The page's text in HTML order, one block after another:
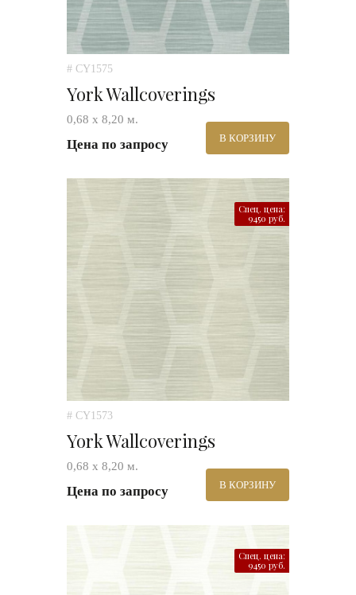
# CY1575
York Wallcoverings
0,68 х 8,20 м.
Цена по запросу В КОРЗИНУ
Спец. цена:
9450 руб.
# CY1573
York Wallcoverings
0,68 х 8,20 м.
Цена по запросу В КОРЗИНУ
Спец. цена:
9450 руб.